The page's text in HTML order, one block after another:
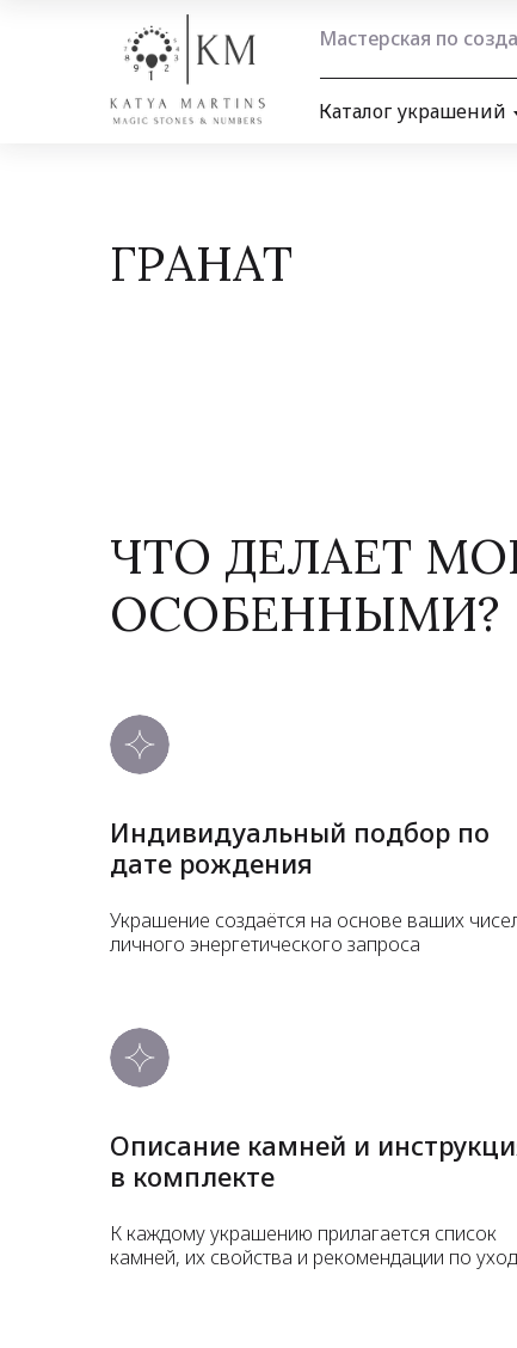
Каталог украшений
Мастерская по
ГРАНАТ
ЧТО ДЕЛАЕТ
ОСОБЕННЫМИ?
Индивидуальный подбор по
дате рождения
Украшение создаётся на основе ваших
личного энергетического запроса
Описание камней и
в комплекте
К каждому украшению прилагается список
камней, их свойства и рекомендации по